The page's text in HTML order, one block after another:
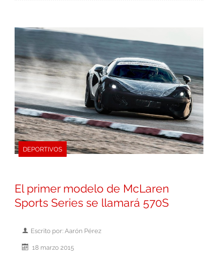
DEPORTIVOS
El primer modelo de McLaren
Sports Series se llamará 570S
Escrito por: Aarón Pérez
18 marzo 2015